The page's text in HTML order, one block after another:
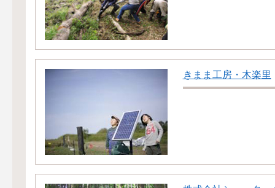
きまま工房・木楽里